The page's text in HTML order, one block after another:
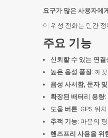
요구가 많은 사용자에
이 위성 전화는 민간
주요 기능
신뢰할 수 있는 연결
높은 음성 품질: 깨
음성 사서함, 문자
확장된 배터리 용량:
도움 버튼: GPS 위
추적 기능: 마음의
핸즈프리 사용을 위